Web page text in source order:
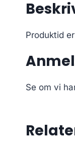
Produktid er
Se om vi